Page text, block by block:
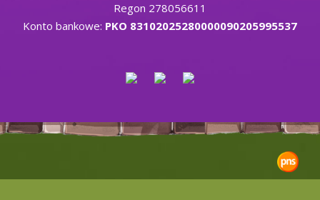
Regon 278056611
Konto bankowe: PKO 83102025280000090205995537